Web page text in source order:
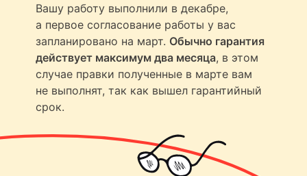
Вашу работу выполнили в декабре,
а первое согласование работы у вас
запланировано на март. Обычно гарантия
действует максимум два месяца, в этом
случае правки полученные в марте вам
не выполнят, так как вышел гарантийный
срок.